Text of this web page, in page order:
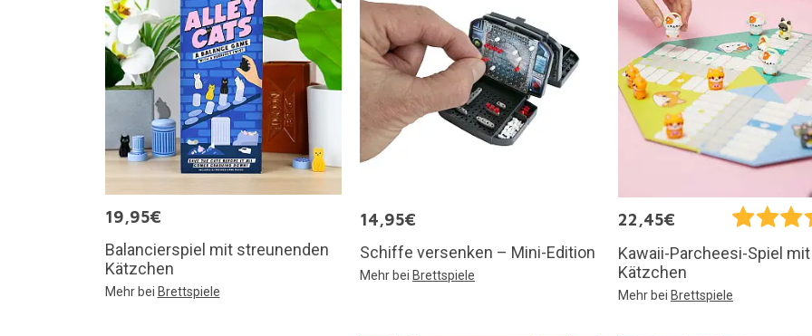
19,95€
Balancierspiel mit streunenden
Kätzchen
Mehr bei Brettspiele
14,95€
Schiffe versenken – Mini-Edition
Mehr bei Brettspiele
22,45€
Kawaii-Parcheesi-Spiel mit
Kätzchen
Mehr bei Brettspiele